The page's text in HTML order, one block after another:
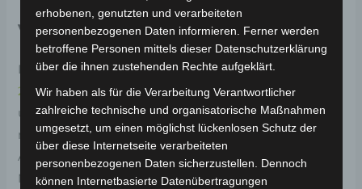
von Regal Raptor
Das perfekte Gegenstück zumE-TRUCK V-MAX 40
2.5kW aus dem Nutzfahrzeugbereich. Dieses
umweltfreundliche Elektroauto kombiniert
modernste Technik mit außergewöhnlicher Effizienz.
Ausgestattet mit einem kraftvollen 2500W brushless
Motor und einer robusten 72V 58Ah Batterie, bietet es
erhobenen, genutzten und verarbeiteten
personenbezogenen Daten informieren. Ferner werden
betroffene Personen mittels dieser Datenschutzerklärung
über die ihnen zustehenden Rechte aufgeklärt.
Wir haben als für die Verarbeitung Verantwortlicher
zahlreiche technische und organisatorische Maßnahmen
umgesetzt, um einen möglichst lückenlosen Schutz der
über diese Internetseite verarbeiteten
personenbezogenen Daten sicherzustellen. Dennoch
können Internetbasierte Datenübertragungen